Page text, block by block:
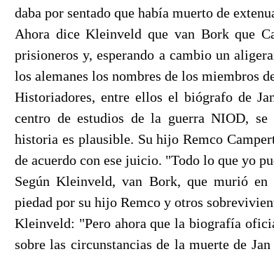
daba por sentado que había muerto de
Ahora dice Kleinveld que van Bork que
prisioneros y, esperando a cambio un
los alemanes los nombres de los miembros
Historiadores, entre ellos el biógrafo de
centro de estudios de la guerra NIOD, se
historia es plausible. Su hijo Remco
de acuerdo con ese juicio. "Todo lo que yo
Según Kleinveld, van Bork, que murió
piedad por su hijo Remco y otros
Kleinveld: "Pero ahora que la biografía
sobre las circunstancias de la muerte de